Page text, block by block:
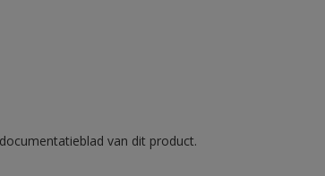
van dit product.